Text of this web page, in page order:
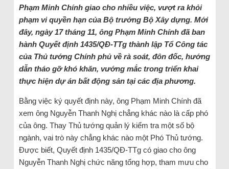
Phạm Minh Chính giao cho nhiều việc, vượt ra khỏi
phạm viquyền hạncủa Bộ trưởng Bộ Xây dựng. Mới
đây, ngày 17tháng 11, ông Phạm Minh Chính đã ban
hành Quyết định 1435/QĐ-TTg thành lập TổCông tác
của Thủ tướng Chính phủ về rà soát, đôn đốc, hướng
dẫn tháo gỡ khó khăn, vướng mắc trong triển khai
thực hiện dự án bất động sản tại các địa phương.
Bằng việc ký quyết định này, ông Phạm Minh Chính đã
xem ông Nguyễn Thanh Nghị chẳng khác nào là cấp phó
của ông. Thay Thủ tướng quản lý kiểm tra một số bộ
ngành, vai trò này chẳng khác nào một Phó Thủ tướng.
Được biết, Quyết định 1435/QĐ-TTg có giao cho ông
Nguyễn Thanh Nghị chức năng tổng hợp, tham mưu cho